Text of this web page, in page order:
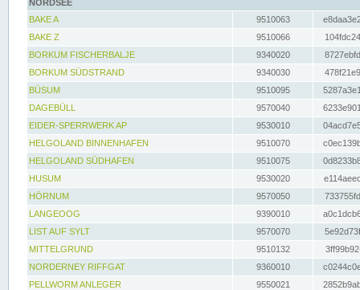
NORDSEE
BAKE A
9510063
BAKE Z
9510066
BORKUM FISCHERBALJE
9340020
BORKUM SÜDSTRAND
9340030
BÜSUM
9510095
DAGEBÜLL
9570040
EIDER-SPERRWERK AP
9530010
HELGOLAND BINNENHAFEN
9510070
HELGOLAND SÜDHAFEN
9510075
HUSUM
9530020
HÖRNUM
9570050
LANGEOOG
9390010
LIST AUF SYLT
9570070
MITTELGRUND
9510132
NORDERNEY RIFFGAT
9360010
PELLWORM ANLEGER
9550021